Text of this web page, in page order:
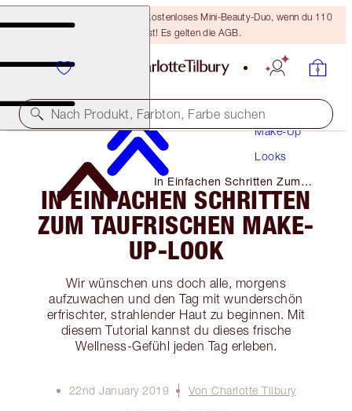
LETZTE CHANCE! Erhalte ein kostenloses Mini-Beauty-Duo, wenn du 110
€ ausgibst! Es gelten die AGB.
Nach Produkt, Farbton, Farbe suchen
Make-Up
Looks
In Einfachen Schritten Zum
Taufrischen Make-Up-Look
IN EINFACHEN SCHRITTEN
ZUM TAUFRISCHEN MAKE-
UP-LOOK
Wir wünschen uns doch alle, morgens
aufzuwachen und den Tag mit wunderschön
erfrischter, strahlender Haut zu beginnen. Mit
diesem Tutorial kannst du dieses frische
Wellness-Gefühl jeden Tag erleben.
22nd January 2019
Von Charlotte Tilbury